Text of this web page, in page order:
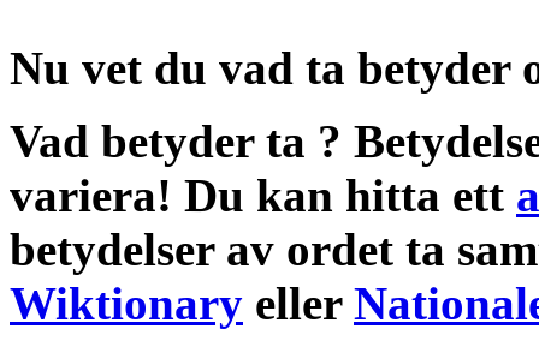
Nu vet du vad ta betyder
Vad betyder ta ?
variera! Du kan hitta ett
betydelserav ordet ta
Wiktionary eller